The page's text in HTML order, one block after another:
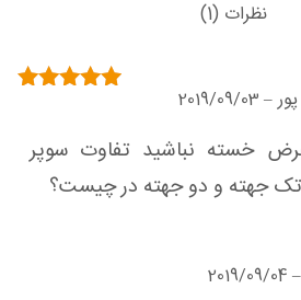
نظرات (1)
–
2019/09/03
خسته نباشید تفاوت سوپر
تک جهته و دو جهته در چیست؟
–
2019/09/04